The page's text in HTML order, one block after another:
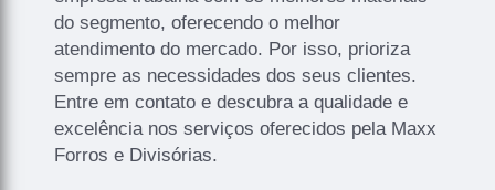
do segmento, oferecendo o melhor
atendimento do mercado. Por isso, prioriza
sempre as necessidades dos seus clientes.
Entre em contato e descubra a qualidade e
excelência nos serviços oferecidos pela Maxx
Forros e Divisórias.